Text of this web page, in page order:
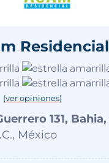
Residencial
(ver opiniones)
131, Bahia,
México